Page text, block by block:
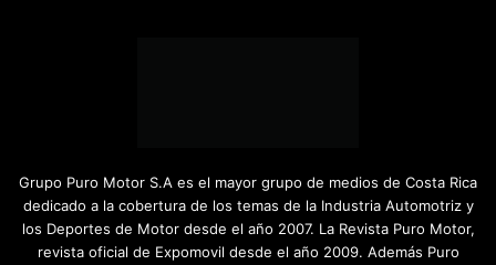
Grupo Puro Motor S.A es el mayor grupo de medios de Costa Rica
dedicado a la cobertura de los temas de la Industria Automotriz y
los Deportes de Motor desde el año 2007. La Revista Puro Motor,
revista oficial de Expomovil desde el año 2009. Además Puro